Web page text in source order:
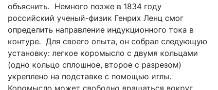
объяснить. Немного позже в 1834 году
российский ученый-физик Генрих Ленц смог
определить направление индукционного тока в
контуре. Для своего опыта, он собрал следующую
установку: легкое коромысло с двумя кольцами
(одно кольцо сплошное, второе с разрезом)
укреплено на подставке с помощью иглы.
Коромысло может свободно вращаться вокруг